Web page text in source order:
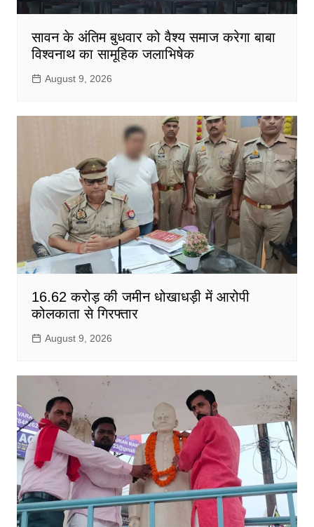
सावन के अंतिम बुधवार को वैश्य समाज करेगा बाबा
विश्वनाथ का सामूहिक जलाभिषेक
August 9, 2026
16.62 करोड़ की जमीन धोखाधड़ी में आरोपी
कोलकाता से गिरफ्तार
August 9, 2026